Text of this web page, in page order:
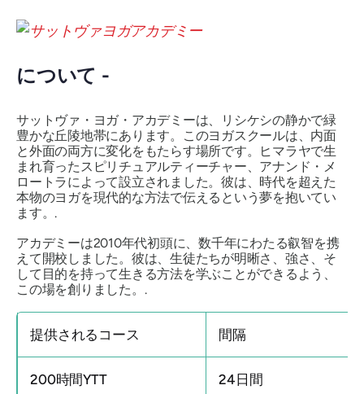
について -
サットヴァ・ヨガ・アカデミーは、リシケシの静かで緑
豊かな丘陵地帯にあります。このヨガスクールは、内面
と外面の両方に変化をもたらす場所です。ヒマラヤで生
まれ育ったスピリチュアルティーチャー、アナンド・メ
ロートラによって設立されました。彼は、時代を超えた
本物のヨガを現代的な方法で伝えるという夢を抱いてい
ます。.
アカデミーは2010年代初頭に、数千年にわたる叡智を携
えて開校しました。彼は、生徒たちが明晰さ、強さ、そ
して目的を持って生きる方法を学ぶことができるよう、
この場を創りました。.
提供されるコース 間隔
200時間YTT 24日間